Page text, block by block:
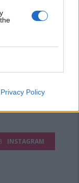
Privacy Policy
INSTAGRAM